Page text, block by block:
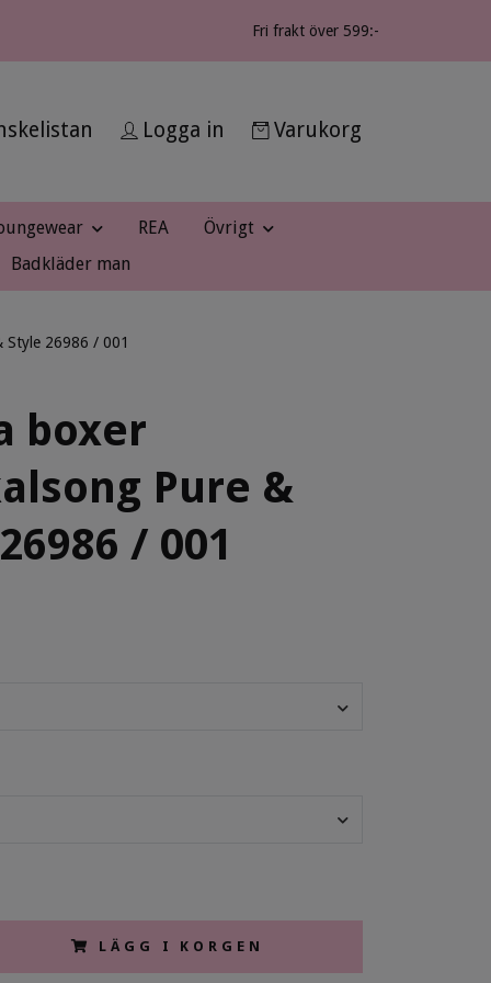
Fri frakt över 599:-
Logga in Varukorg
REA
Övrigt
Badkläder man
Style 26986 / 001
boxer
Pure &
/ 001
LÄGG I KORGEN